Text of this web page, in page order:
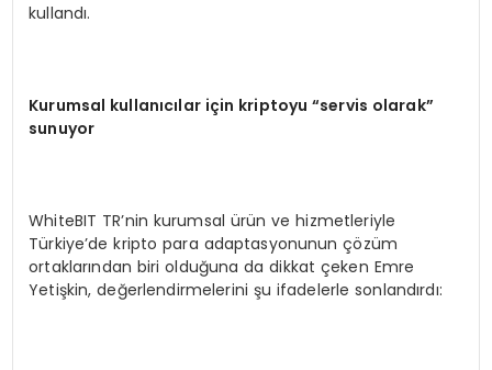
kullandı.
Kurumsal kullanıcılar için kriptoyu “servis olarak”
sunuyor
WhiteBIT TR’nin kurumsal ürün ve hizmetleriyle
Türkiye’de kripto para adaptasyonunun çözüm
ortaklarından biri olduğuna da dikkat çeken Emre
Yetişkin, değerlendirmelerini şu ifadelerle sonlandırdı: